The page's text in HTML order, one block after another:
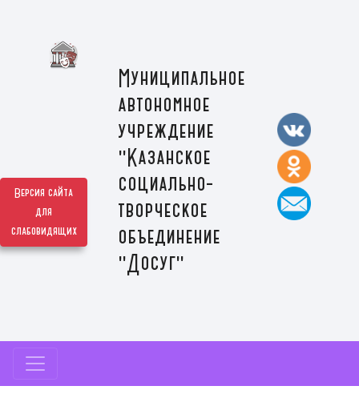
Версия сайта
для
слабовидящих
Муниципальное
автономное
учреждение
"Казанское
социально-
творческое
объединение
"Досуг"